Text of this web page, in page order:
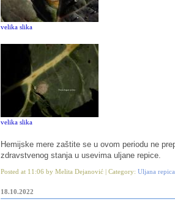
velika slika
velika slika
Hemijske mere zaštite se u ovom periodu ne
zdravstvenog stanja u usevima uljane repice.
Posted at 11:06 by Melita Dejanović | Category: Uljana repica
18.10.2022